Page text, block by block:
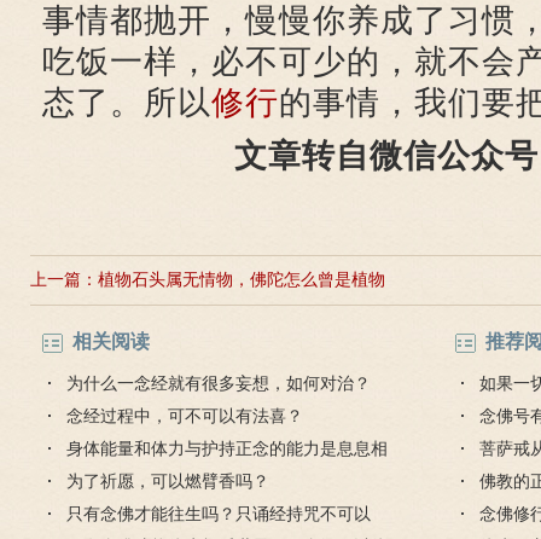
事情都抛开，慢慢你养成了习惯
吃饭一样，必不可少的，就不会
态了。所以修行的事情，我们要
文章转自微信公众
上一篇： 植物石头属无情物，佛陀怎么曾是植物
石头？
相关阅读
为什么一念经就有很多妄想，如何对治？
念经过程中，可不可以有法喜？
身体能量和体力与护持正念的能力是息息相
关的吗？
为了祈愿，可以燃臂香吗？
只有念佛才能往生吗？只诵经持咒不可以
推荐
如果一
想出的
念佛号
菩萨戒
受吗？
佛教的
念佛修